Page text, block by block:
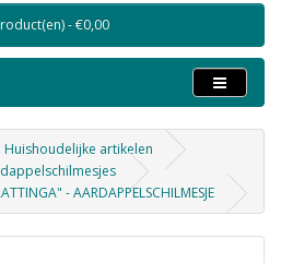
- €0,00
Huishoudelijke artikelen
- AARDAPPELSCHILMESJE